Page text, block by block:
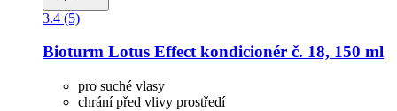
3.4 (5)
Bioturm Lotus Effect kondicionér č. 18, 150 ml
pro suché vlasy
chrání před vlivy prostředí